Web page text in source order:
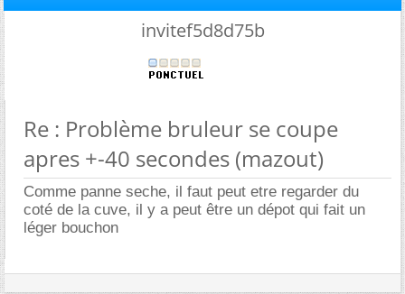
invitef5d8d75b
Re : Problème bruleur se coupe
apres +-40 secondes (mazout)
Comme panne seche, il faut peut etre regarder du
coté de la cuve, il y a peut être un dépot qui fait un
léger bouchon